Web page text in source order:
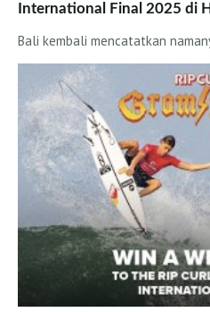
International Final 2025 di
Bali kembali mencatatkan